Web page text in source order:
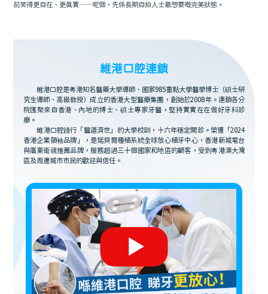
前笑得更自在、更真實——呢個，先係長期自拍人士最想要嘅完美狀態。
維港口腔連鎖
維港口腔是粵港知名醫藥大學導師、國家985重點大學醫學博士（碩士研
究生導師、高級教授）成立的香港大型醫療集團，創始於2008年。連鎖各分
院匯聚來自香港、內地的博士、碩士專家牙醫，堅持實實在在做好牙科診
療。
維港口腔踐行「醫道濟世」的大學校訓，十六年穩定開診。榮獲「2024
香港企業領袖品牌」，是諾貝爾種植系統全球放心植牙中心，香港新城電台
與廣東衛視推薦品牌，服務超過三十個國家和地區的顧客，受到粵港澳大灣
區及周邊城市市民的歡迎與信任。